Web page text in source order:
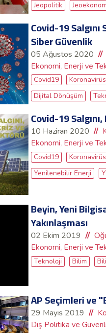
Jeopolitik
Covid-19
Siber Güvenlik
05 Ağustos 2020
Ekonomi, Enerji ve
Covid19 Koronavirüs
Dijital Dönüşüm
Covid-19
10 Haziran 2020
Ekonomi, Enerji ve
Covid19 Koronavirüs
Yenilenebilir Enerji
Beyin, Yeni
Yakınlaşması
02 Ekim 2019
Ekonomi, Enerji ve
Teknoloji Bilim
AP Seçimleri ve
29 Mayıs 2019
Dış Politika ve